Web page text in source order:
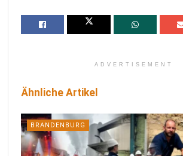
ADVERTISEMENT
Ähnliche Artikel
BRANDENBURG